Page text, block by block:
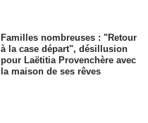
Familles nombreuses : "Retour
à la case départ", désillusion
pour Laëtitia Provenchère avec
la maison de ses rêves